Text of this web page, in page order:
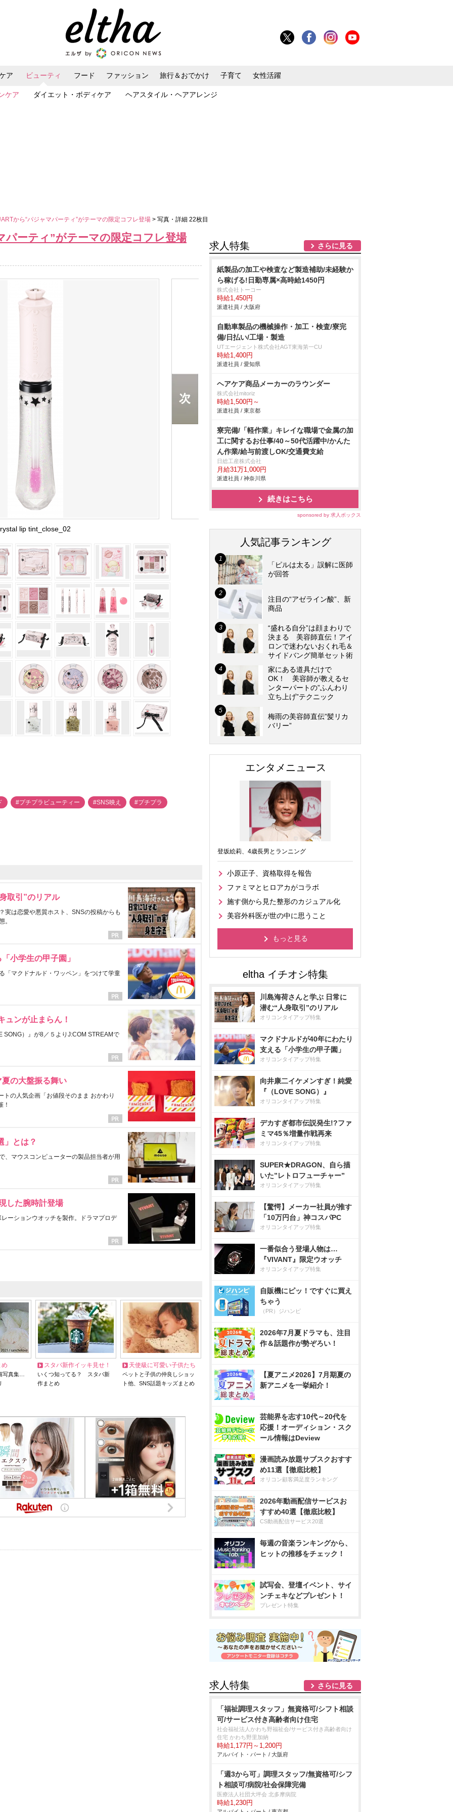
ア ビューティ
ケア ダイエット・ボディケア ヘアスタイル・ヘアアレンジ
フード ファッション 旅行＆おでかけ 子育て 女性活躍
から“パジャマパーティ”がテーマの限定コフレ登場 > 写真・詳細 22枚目
ーティ”がテーマの限定コフレ登場
lip tint_close_02
#プチプラビューティー #SNS映え #プチプラ
取引”のリアル
実は恋愛や悪質ホスト、SNSの投稿からも
。
小学生の甲子園」
「マクドナルド・ワッペン」をつけて学童
ュンが止まらん！
SONG）』が8／５よりJ:COM STREAMで
の大盤振る舞い
の人気企画「お値段そのまま おかわり
！
」とは？
、マウスコンピューターの製品担当者が用
した腕時計登場
ーションウオッチを製作。ドラマプロデ
め
写真集…
スタバ新作イッキ見せ！
いくつ知ってる？ スタバ新
作まとめ
天使級に可愛い子供たち
ペットと子供の仲良しショッ
ト他、SNS話題キッズまとめ
求人特集 さらに見る
紙製品の加工や検査など製造補助/未経験か
ら稼げる!日勤専属×高時給1450円
株式会社トーコー
時給1,450円
派遣社員 / 大阪府
自動車製品の機械操作・加工・検査/寮完
備/日払い/工場・製造
UTエージェント株式会社AGT東海第一CU
時給1,400円
派遣社員 / 愛知県
ヘアケア商品メーカーのラウンダー
株式会社mitoriz
時給1,500円～
派遣社員 / 東京都
寮完備/「軽作業」キレイな職場で金属の加
工に関するお仕事/40～50代活躍中/かんた
ん作業/給与前渡しOK/交通費支給
日総工産株式会社
月給31万1,000円
派遣社員 / 神奈川県
続きはこちら
sponsored by 求人ボックス
人気記事ランキング
「ピルは太る」誤解に医師
が回答
注目の“アゼライン酸”、新
商品
“盛れる自分”は顔まわりで
決まる 美容師直伝！アイ
ロンで迷わないおくれ毛＆
サイドバング簡単セット術
家にある道具だけで
OK！ 美容師が教えるセ
ンターパートの”ふんわり
立ち上げ”テクニック
梅雨の美容師直伝”髪リカ
バリー”
エンタメニュース
登坂絵莉、4歳長男とランニング
小原正子、資格取得を報告
ファミマとヒロアカがコラボ
施す側から見た整形のカジュアル化
美容外科医が世の中に思うこと
もっと見る
川島海荷さんと学ぶ 日常に
潜む“人身取引”のリアル
オリコンタイアップ特集
マクドナルドが40年にわたり
支える「小学生の甲子園」
オリコンタイアップ特集
向井康二イケメンすぎ！純愛
『（LOVE SONG）』
オリコンタイアップ特集
デカすぎ都市伝説発生!?ファ
ミマ45％増量作戦再来
オリコンタイアップ特集
SUPER★DRAGON、自ら描
いた”レトロフューチャー”
オリコンタイアップ特集
【驚愕】メーカー社員が推す
「10万円台」神コスパPC
オリコンタイアップ特集
一番似合う登場人物は…
『VIVANT』限定ウオッチ
オリコンタイアップ特集
自販機にピッ！ですぐに買え
ちゃう
（PR）ジハンピ
2026年7月夏ドラマも、注目
作＆話題作が勢ぞろい！
【夏アニメ2026】7月期夏の
新アニメを一挙紹介！
芸能界を志す10代～20代を
応援！オーディション・スク
ール情報はDeview
漫画読み放題サブスクおすす
め11選【徹底比較】
オリコン顧客満足度ランキング
2026年動画配信サービスお
すすめ40選【徹底比較】
CS動画配信サービス20選
毎週の音楽ランキングから、
ヒットの推移をチェック！
試写会、登壇イベント、サイ
ンチェキなどプレゼント！
プレゼント特集
求人特集 さらに見る
「福祉調理スタッフ」無資格可/シフト相談
可/サービス付き高齢者向け住宅
社会福祉法人かわち野福祉会/サービス付き高齢者向け
住宅 かわち野里加納
時給1,177円～1,200円
アルバイト・パート / 大阪府
「週3から可」調理スタッフ/無資格可/シフ
ト相談可/病院/社会保障完備
医療法人社団大坪会 北多摩病院
時給1,230円